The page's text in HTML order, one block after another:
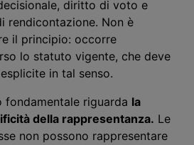
diritto di voto e
rendicontazione. Non è
il principio: occorre
lo statuto vigente, che deve
in tal senso.
fondamentale riguarda la
della rappresentanza. Le
non possono rappresentare